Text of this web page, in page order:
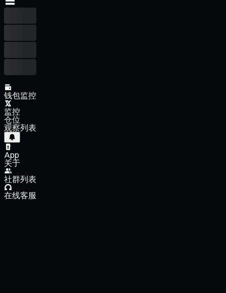
钱包监控
监控
仓位
观察列表
App
关于
社群列表
在线客服